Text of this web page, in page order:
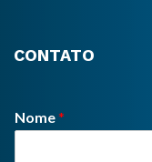
CONTATO
Nome*